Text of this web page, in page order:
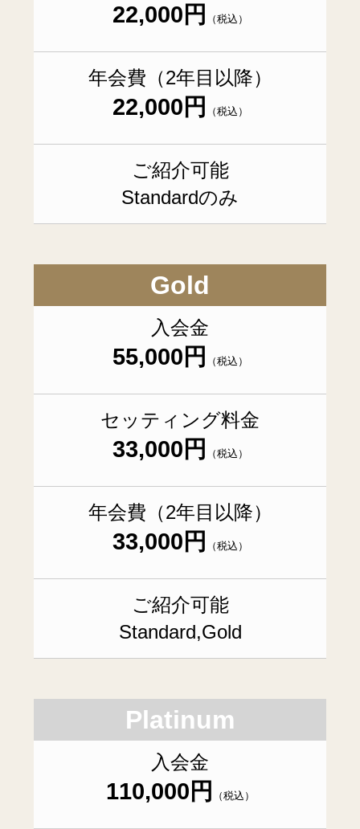
22,000円 （税込）
年会費（2年目以降）
22,000円 （税込）
ご紹介可能
Standardのみ
Gold
入会金
55,000円 （税込）
セッティング料金
33,000円 （税込）
年会費（2年目以降）
33,000円 （税込）
ご紹介可能
Standard,Gold
Platinum
入会金
110,000円 （税込）